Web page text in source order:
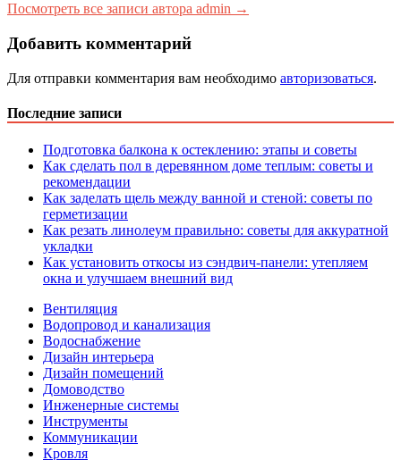
Посмотреть все записи автора admin →
Добавить комментарий
Для отправки комментария вам необходимо авторизоваться.
Последние записи
Подготовка балкона к остеклению: этапы и советы
Как сделать пол в деревянном доме теплым: советы и
рекомендации
Как заделать щель между ванной и стеной: советы по
герметизации
Как резать линолеум правильно: советы для аккуратной
укладки
Как установить откосы из сэндвич-панели: утепляем
окна и улучшаем внешний вид
Вентиляция
Водопровод и канализация
Водоснабжение
Дизайн интерьера
Дизайн помещений
Домоводство
Инженерные системы
Инструменты
Коммуникации
Кровля